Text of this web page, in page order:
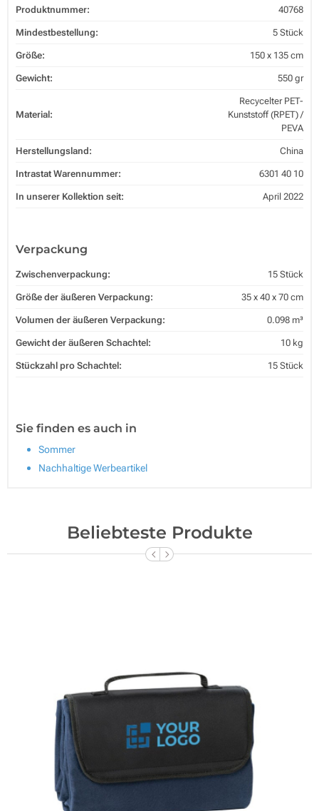
Produktnummer: 40768
Mindestbestellung: 5 Stück
Größe: 150 x 135 cm
Gewicht: 550 gr
Material:
Recycelter PET-
Kunststoff (RPET) /
PEVA
Herstellungsland: China
Intrastat Warennummer: 6301 40 10
In unserer Kollektion seit: April 2022
Verpackung
Zwischenverpackung: 15 Stück
Größe der äußeren Verpackung: 35 x 40 x 70 cm
Volumen der äußeren Verpackung: 0.098 m³
Gewicht der äußeren Schachtel: 10 kg
Stückzahl pro Schachtel: 15 Stück
Sie finden es auch in
Sommer
Nachhaltige Werbeartikel
Beliebteste Produkte